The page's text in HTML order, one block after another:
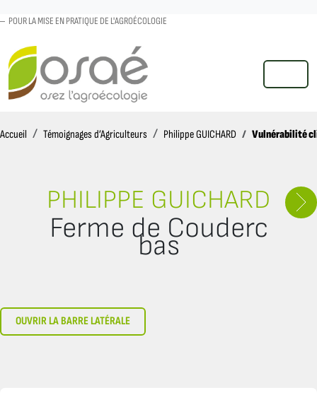
POUR LA MISE EN PRATIQUE DE L'AGROÉCOLOGIE
MENU
Accueil AccueilTémoignages d’Agriculteurs Philippe GUICHARD Vulnérabilité
PHILIPPE GUICHARD
Ferme de Couderc
bas
OUVRIR LA BARRE LATÉRALE